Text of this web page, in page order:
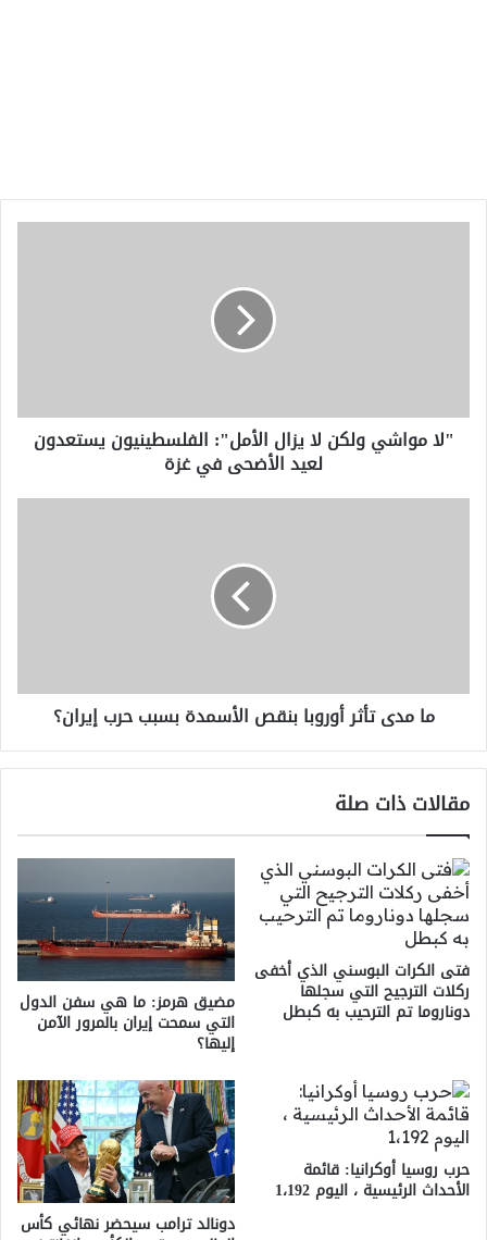
لعيد
الأضحى
"لا مواشي ولكن لا يزال الأمل": الفلسطينيون يستعدون
لعيد الأضحى في غزة
إيران؟
ما مدى تأثر أوروبا بنقص الأسمدة بسبب حرب إيران؟
مقالات ذات صلة
فتى الكرات البوسني الذي أخفى
ركلات الترجيح التي سجلها
دوناروما تم الترحيب به كبطل مضيق هرمز: ما هي سفن الدول
التي سمحت إيران بالمرور الآمن
إليها؟
حرب روسيا أوكرانيا: قائمة
الأحداث الرئيسية ، اليوم 1،192
دونالد ترامب سيحضر نهائي كأس